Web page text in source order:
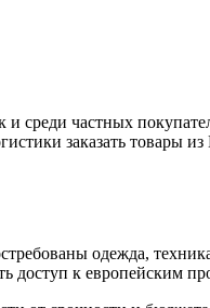
и среди частных
заказать товары
одежда,
доступ к европейским